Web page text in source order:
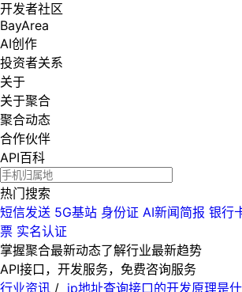
开发者社区
BayArea
AI创作
投资者关系
关于
关于聚合
聚合动态
合作伙伴
API百科
热门搜索
短信发送 5G基站 身份证 AI新闻简报 银行
票 实名认证
掌握聚合最新动态了解行业最新趋势
API接口，开发服务，免费咨询服务
行业资讯 / ip地址查询接口的开发原理是